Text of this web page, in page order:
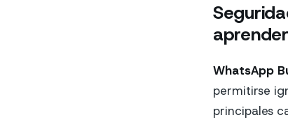
WhatsApp
permitirse
principales